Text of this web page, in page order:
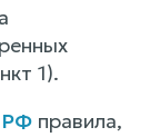
1).
РФ правила,